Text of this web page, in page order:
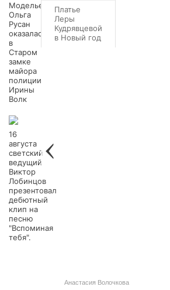
Модельер
Ольга
Русан
оказалась
в
Старом
замке
майора
полиции
Ирины
Волк
16
августа
светский
ведущий
Виктор
Лобинцов
презентовал
дебютный
клип на
песню
"Вспоминая
тебя".
Анастасия Волочкова
Платье
Леры
Кудрявцевой
в Новый год